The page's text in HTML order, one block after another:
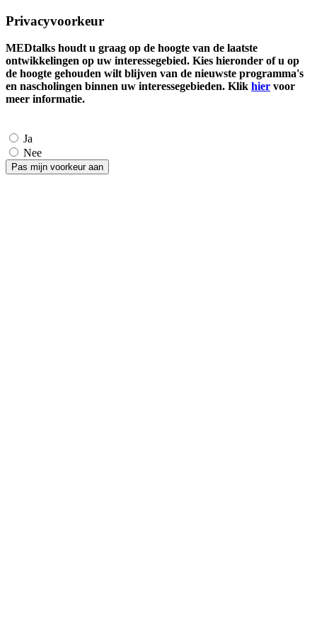
Privacyvoorkeur
MEDtalks houdt u graag op de hoogte van de laatste
ontwikkelingen op uw interessegebied. Kies hieronder of u op
de hoogte gehouden wilt blijven van de nieuwste programma's
en nascholingen binnen uw interessegebieden. Klik hier voor
meer informatie.
Ja
Nee